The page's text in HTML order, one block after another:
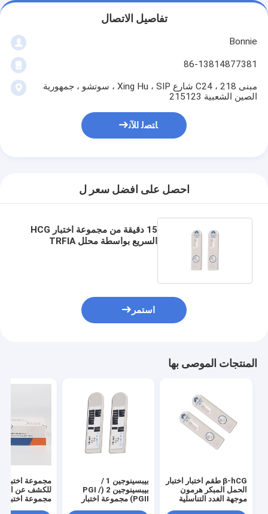
تفاصيل الاتصال
Bonnie
86-13814877381
مبنى C24 ، 218 شارع Xing Hu ، SIP ، سوتشو ، جمهورية
الصين الشعبية 215123
ﺎﺘﺼﻟ ﺍﻶﻧ
احصل على افضل سعر ل
15 دقيقة من مجموعة اختبار HCG
السريع بواسطة محلل TRFIA
استمر
المنتجات الموصى بها
β-hCG طقم اختبار اختبار
الحمل المبكر هرمون
موجهة الغدد التناسلية
بيبسينوجين 1 /
بيبسينوجين 2 (PGI /
PGII) مجموعة اختبار
مجموعة اختبار
للكشف عن الدم